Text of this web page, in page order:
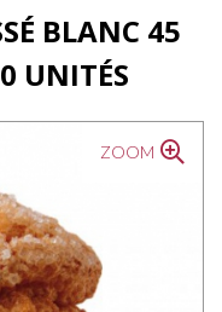
BLANC 45
UNITÉS
ZOOM